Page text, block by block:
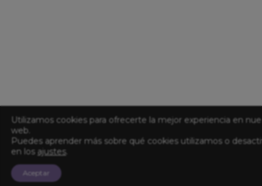
Utilizamos cookies para ofrecerte la mejor experiencia en
web.
Puedes aprender más sobre qué cookies utilizamos o
en los ajustes.
Aceptar